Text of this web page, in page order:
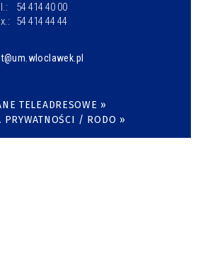
54 414 40 00
54 414 44 44
TELEADRESOWE »
PRYWATNOŚCI / RODO »